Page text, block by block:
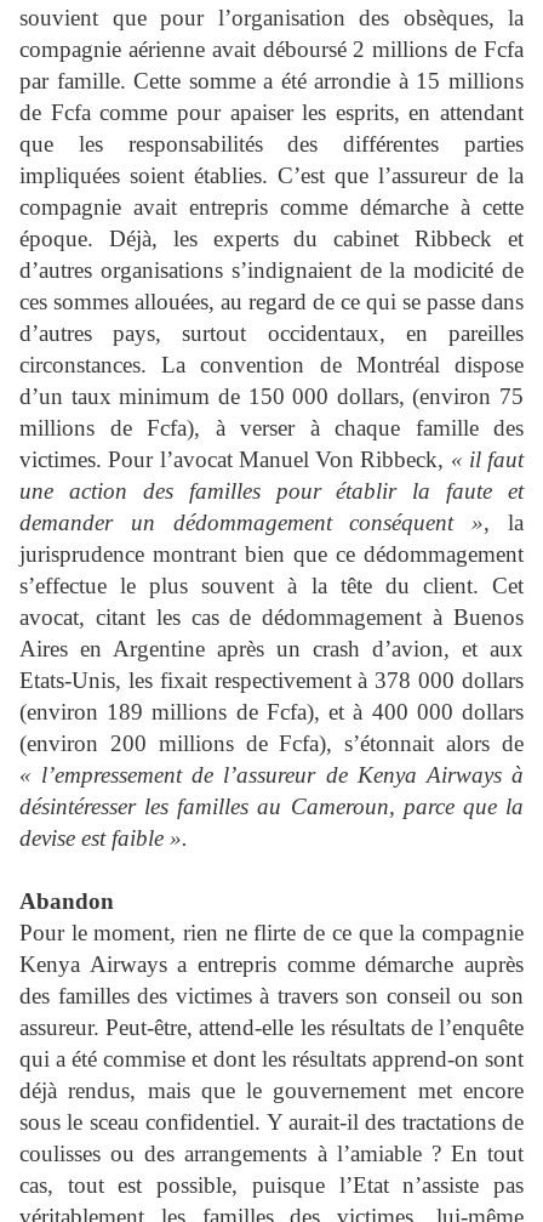
souvient que pour l’organisation des obsèques, la
compagnie aérienne avait déboursé 2 millions de Fcfa
par famille. Cette somme a été arrondie à 15 millions
de Fcfa comme pour apaiser les esprits, en attendant
que les responsabilités des différentes parties
impliquées soient établies. C’est que l’assureur de la
compagnie avait entrepris comme démarche à cette
époque. Déjà, les experts du cabinet Ribbeck et
d’autres organisations s’indignaient de la modicité de
ces sommes allouées, au regard de ce qui se passe dans
d’autres pays, surtout occidentaux, en pareilles
circonstances. La convention de Montréal dispose
d’un taux minimum de 150 000 dollars, (environ 75
millions de Fcfa), à verser à chaque famille des
victimes. Pour l’avocat Manuel Von Ribbeck, « il faut
une action des familles pour établir la faute et
demander un dédommagement conséquent », la
jurisprudence montrant bien que ce dédommagement
s’effectue le plus souvent à la tête du client. Cet
avocat, citant les cas de dédommagement à Buenos
Aires en Argentine après un crash d’avion, et aux
Etats-Unis, les fixait respectivement à 378 000 dollars
(environ 189 millions de Fcfa), et à 400 000 dollars
(environ 200 millions de Fcfa), s’étonnait alors de
« l’empressement de l’assureur de Kenya Airways à
désintéresser les familles au Cameroun, parce que la
devise est faible ».
Abandon
Pour le moment, rien ne flirte de ce que la compagnie
Kenya Airways a entrepris comme démarche auprès
des familles des victimes à travers son conseil ou son
assureur. Peut-être, attend-elle les résultats de l’enquête
qui a été commise et dont les résultats apprend-on sont
déjà rendus, mais que le gouvernement met encore
sous le sceau confidentiel. Y aurait-il des tractations de
coulisses ou des arrangements à l’amiable ? En tout
cas, tout est possible, puisque l’Etat n’assiste pas
véritablement les familles des victimes, lui-même